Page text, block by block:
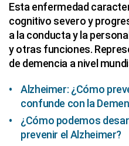
Esta enfermedad
cognitivo severo y
a la conducta y la
y otras funciones.
de demencia a nivel
Alzheimer: ¿Cómo
confunde con la
¿Cómo podemos
prevenir el Alzheimer?